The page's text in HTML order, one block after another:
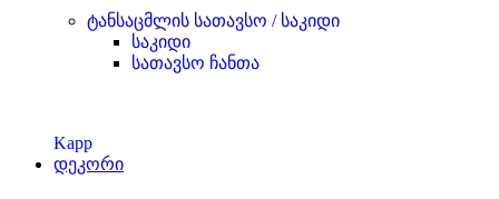
ტანსაცმლის სათავსო / საკიდი
საკიდი
სათავსო ჩანთა
Kapp
დეკორი